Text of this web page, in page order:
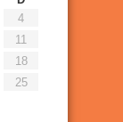
4
11
18
25